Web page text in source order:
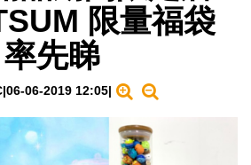
限量福袋
率先睇
|06-06-2019 12:05|